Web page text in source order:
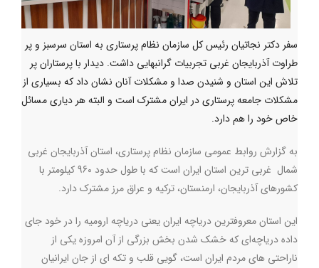
سفر دکتر نجاتیان رئیس کل سازمان نظام پرستاری به استان سرسبز و پر
طراوت آذربایجان غربی تجربیات گرانبهایی داشت. دیدار با پرستاران پر
تلاش این استان و شنیدن صدا و مشکلات آنان نشان داد که بسیاری از
مشکلات جامعه پرستاری در ایران مشترک است و البته هر دیاری مسائل
خاص خود را هم دارد.
به گزارش روابط عمومی سازمان نظام پرستاری، استان آذربایجان غربی
شمال غربی ترین استان ایران است که با طول حدود 960 کیلومتر با
کشورهای آذربایجان، ارمنستان، ترکیه و عراق مرز مشترک دارد.
این استان معروفترین دریاچه ایران یعنی دریاچه ارومیه را در خود جای
داده دریاچه‌ای که خشک شدن بخش بزرگی از آن امروزه یکی از
ناراحتی های مردم ایران است، گویی قلب و تکه ای از جان ایرانیان